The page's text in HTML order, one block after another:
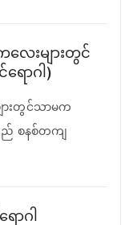
လေးများတွင်
ောဂါ)
ားတွင်သာမက
ည် စနစ်တကျ
ာဂါ